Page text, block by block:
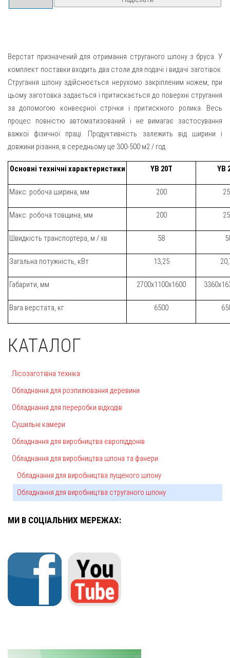
Верстат призначений для отримання струганого шпону з бруса. У
комплект поставки входить два столи для подачі і видачі заготівок.
Стругання шпону здійснюється нерухомо закріпленим ножем, при
цьому заготовка задається і притискається до поверхні стругання
за допомогою конвеєрної стрічки і притискного ролика. Весь
процес повністю автоматизований і не вимагає застосування
важкої фізичної праці. Продуктивність залежить від ширини і
довжини різання, в середньому це 300-500 м2 / год.
Основні технічні характеристики YB 20T YB
Макс. робоча ширина, мм 200
Макс. робоча товщина, мм 200
Швидкість транспортера, м / хв 58
Загальна потужність, кВт 13,25
Габарити, мм 2700x1100x1600
Вага верстата, кг 6500
КАТАЛОГ
Лісозаготівна техніка
Обладнання для розпилювання деревини
Обладнання для переробки відходів
Сушильні камери
Обладнання для виробництва європіддонів
Обладнання для виробництва шпона та фанери
Обладнання для виробництва лущеного шпону
Обладнання для виробництва струганого шпону
МИ В СОЦІАЛЬНИХ МЕРЕЖАХ: